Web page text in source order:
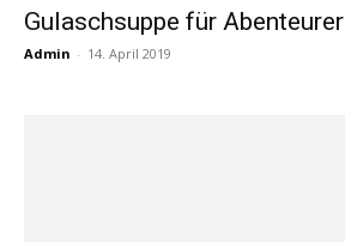
Gulaschsuppe für Abenteurer
Admin - 14. April 2019